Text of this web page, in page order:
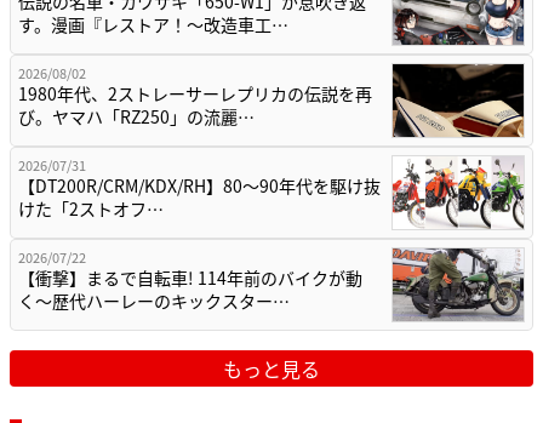
す。漫画『レストア！～改造車工…
2026/08/02
1980年代、2ストレーサーレプリカの伝説を再
び。ヤマハ「RZ250」の流麗…
2026/07/31
【DT200R/CRM/KDX/RH】80〜90年代を駆け抜
けた「2ストオフ…
2026/07/22
【衝撃】まるで自転車! 114年前のバイクが動
く〜歴代ハーレーのキックスター…
もっと見る